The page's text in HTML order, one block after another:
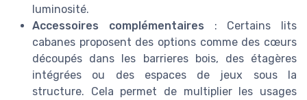
luminosité.
Accessoires complémentaires : Certains lits
cabanes proposent des options comme des cœurs
découpés dans les barrieres bois, des étagères
intégrées ou des espaces de jeux sous la
structure. Cela permet de multiplier les usages